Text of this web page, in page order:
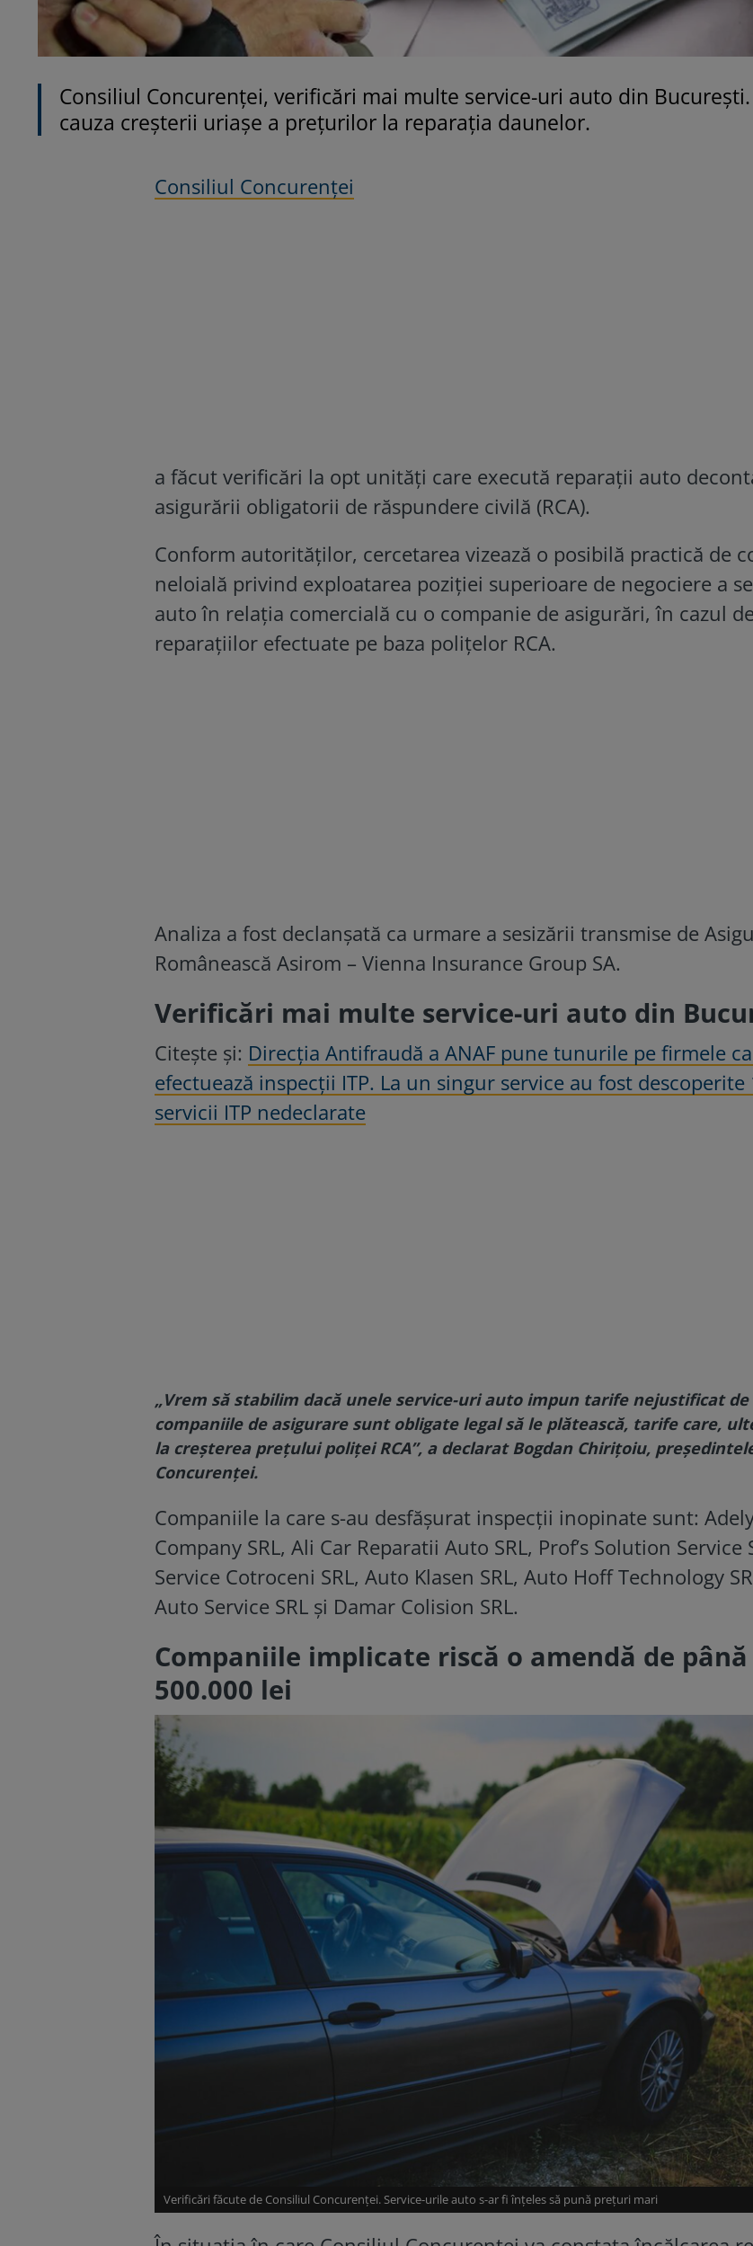
Consiliul Concurenței, verificări mai multe service-uri auto din
cauza creșterii uriașe a prețurilor la reparația daunelor.
Consiliul Concurenței
a făcut verificări la opt unități care execută reparații auto
asigurării obligatorii de răspundere civilă (RCA).
Conform autorităților, cercetarea vizează o posibilă practică de
neloială privind exploatarea poziției superioare de negociere a
auto în relația comercială cu o companie de asigurări, în cazul
reparațiilor efectuate pe baza polițelor RCA.
Analiza a fost declanșată ca urmare a sesizării transmise de
Românească Asirom – Vienna Insurance Group SA.
Verificări mai multe service-uri auto din
Citește și: Direcţia Antifraudă a ANAF pune tunurile pe firmele
efectuează inspecţii ITP. La un singur service au fost descoperite
servicii ITP nedeclarate
„Vrem să stabilim dacă unele service-uri auto impun tarife nejustificat de
companiile de asigurare sunt obligate legal să le plătească, tarife care,
la creșterea prețului poliței RCA”, a declarat Bogdan Chirițoiu,
Concurenței.
Companiile la care s-au desfășurat inspecții inopinate sunt:
Company SRL, Ali Car Reparatii Auto SRL, Prof’s Solution Service
Service Cotroceni SRL, Auto Klasen SRL, Auto Hoff Technology
Auto Service SRL și Damar Colision SRL.
Companiile implicate riscă o amendă de
500.000 lei
Verificări făcute de Consiliul Concurenţei. Service-urile auto s-ar fi înțeles să pună prețuri mari